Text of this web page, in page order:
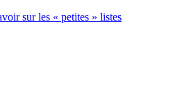
sur les « petites » listes